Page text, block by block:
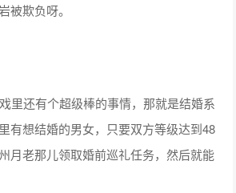
被欺负呀。
里还有个超级棒的事情，那就是结婚系
有想结婚的男女，只要双方等级达到48
月老那儿领取婚前巡礼任务，然后就能